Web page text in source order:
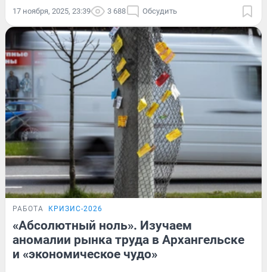
17 ноября, 2025, 23:39 3 688 Обсудить
РАБОТА КРИЗИС-2026
«Абсолютный ноль». Изучаем
аномалии рынка труда в Архангельске
и «экономическое чудо»